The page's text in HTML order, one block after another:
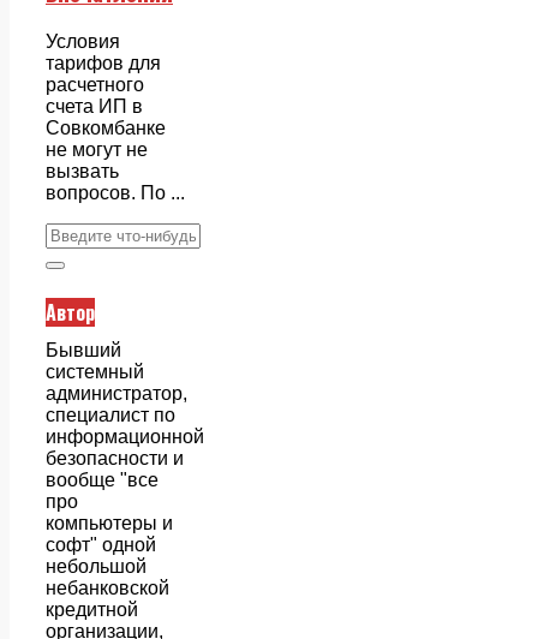
Условия
тарифов для
расчетного
счета ИП в
Совкомбанке
не могут не
вызвать
вопросов. По ...
Автор
Бывший
системный
администратор,
специалист по
информационной
безопасности и
вообще "все
про
компьютеры и
софт" одной
небольшой
небанковской
кредитной
организации,